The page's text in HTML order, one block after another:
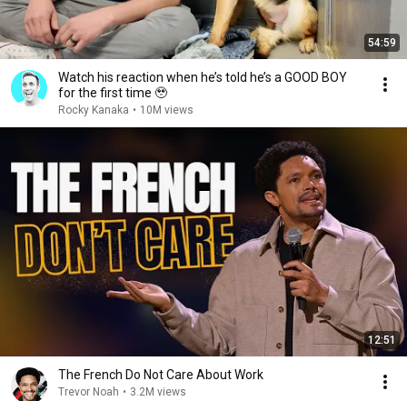
54:59
Watch his reaction when he’s told he’s a GOOD BOY
for the first time 🥹
Rocky Kanaka • 10M views
12:51
The French Do Not Care About Work
Trevor Noah • 3.2M views